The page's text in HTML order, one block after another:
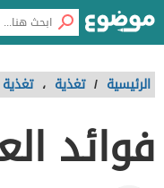
الرئيسية / تغذية ،
فوائد